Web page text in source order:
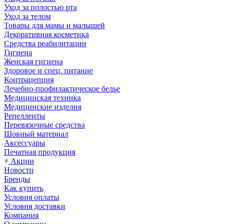
Уход за полостью рта
Уход за телом
Товары для мамы и малышей
Декоративная косметика
Средства реабилитации
Гигиена
Женская гигиена
Здоровое и спец. питание
Контрацепция
Лечебно-профилактическое белье
Медицинская техника
Медицинские изделия
Репелленты
Перевязочные средства
Шовный материал
Аксессуары
Печатная продукция
Акции
Новости
Бренды
Как купить
Условия оплаты
Условия доставки
Компания